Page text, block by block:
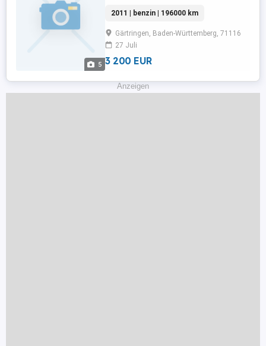
5
Fensterheber,Zentralverriegelung,Start/Stop-
...
2011 | benzin | 196000 km
Gärtringen, Baden-Württemberg, 71116
27 Juli
3 200 EUR
Anzeigen